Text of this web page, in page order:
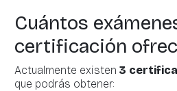
Cuántos
certificación
Actualmente existen 3
que podrás obtener: